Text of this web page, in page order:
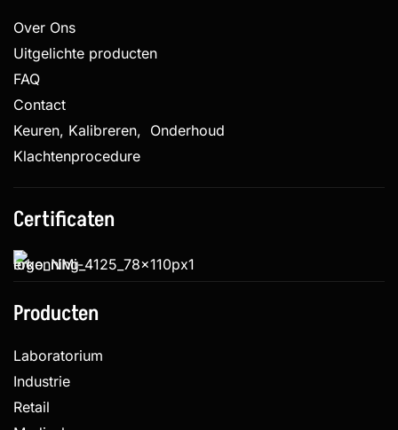
Over Ons
Uitgelichte producten
FAQ
Contact
Keuren, Kalibreren, Onderhoud
Klachtenprocedure
Certificaten
Producten
Laboratorium
Industrie
Retail